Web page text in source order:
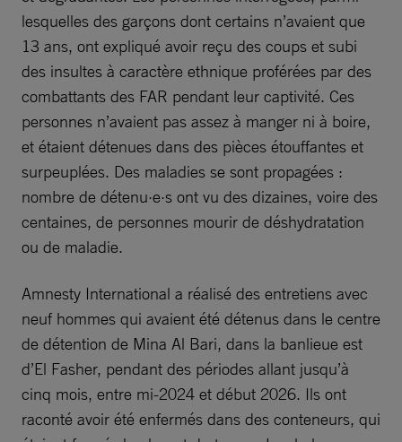
lesquelles des garçons dont certains n’avaient que
13 ans, ont expliqué avoir reçu des coups et subi
des insultes à caractère ethnique proférées par des
combattants des FAR pendant leur captivité. Ces
personnes n’avaient pas assez à manger ni à boire,
et étaient détenues dans des pièces étouffantes et
surpeuplées. Des maladies se sont propagées :
nombre de détenu·e·s ont vu des dizaines, voire des
centaines, de personnes mourir de déshydratation
ou de maladie.
Amnesty International a réalisé des entretiens avec
neuf hommes qui avaient été détenus dans le centre
de détention de Mina Al Bari, dans la banlieue est
d’El Fasher, pendant des périodes allant jusqu’à
cinq mois, entre mi-2024 et début 2026. Ils ont
raconté avoir été enfermés dans des conteneurs, qui